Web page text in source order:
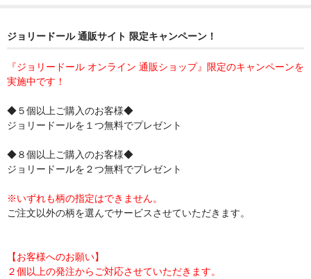
ジョリードール 通販サイト 限定キャンペーン！
『ジョリードール オンライン 通販ショップ』限定のキャンペーンを
実施中です！
◆５個以上ご購入のお客様◆
ジョリードールを１つ無料でプレゼント
◆８個以上ご購入のお客様◆
ジョリードールを２つ無料でプレゼント
※いずれも柄の指定はできません。
ご注文以外の柄を選んでサービスさせていただきます。
【お客様へのお願い】
２個以上の発注からご対応させていただきます。